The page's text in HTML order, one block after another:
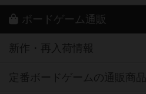
ボードゲーム通販
新作・再入荷情報
定番ボードゲームの通販商品